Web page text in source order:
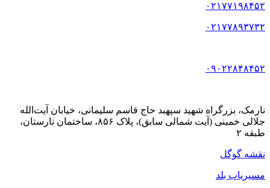
۰۲۱۷۷۱۹۸۴۵۲
۰۲۱۷۷۸۹۳۷۳۲
۰۹۰۲۲۸۴۸۴۵۲
نارمک، بزرگراه شهید سپهبد حاج قاسم سلیمانی، خیابان آیت‌الله
جلالی خمینی (آیت شمالی سابق)، پلاک ۸۵۶، ساختمان نارستان،
طبقه ۲
نقشه گوگل
مسیریاب بلد